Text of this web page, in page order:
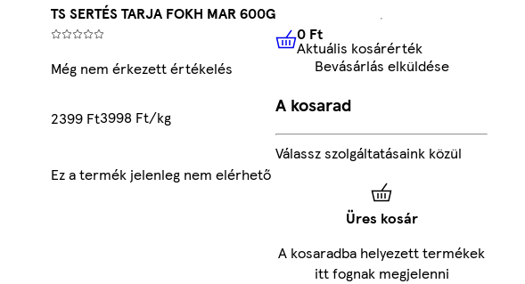
TS SERTÉS TARJA FOKH MAR 600G
Még nem érkezett értékelés
2399 Ft3998 Ft/kg
Ez a termék jelenleg nem elérhető
0 FtAktuális kosárérték
0 Ft
Aktuális kosárérték
Bevásárlás elküldése
A kosarad
Válassz szolgáltatásaink közül
Üres kosár
A kosaradba helyezett termékek
itt fognak megjelenni